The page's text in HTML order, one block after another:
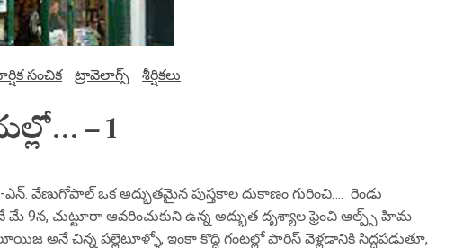
సంచిక ట్రావెలాగ్స్ శీర్షికలు
– 1
ఎన్. వేణుగోపాల్ ఒక అద్భుతమైన పుస్తకాల దుకాణం గురించి…. రెండు
మే 9న, చుట్టూరా ఆవరించుకుని ఉన్న అద్భుత దృశ్యాల ఫ్రెంచి ఆల్ప్స్ హిమ
అనే చిన్న పల్లెటూళ్ళో, ఇంకా కొద్ది గంటల్లో పారిస్ వెళ్లడానికి సిద్ధపడుతూ,